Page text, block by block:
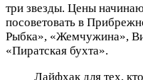
три звезды. Цены
посоветовать в
Рыбка», «Жемчужина»,
«Пиратская бухта».
Лайфхак для тех,